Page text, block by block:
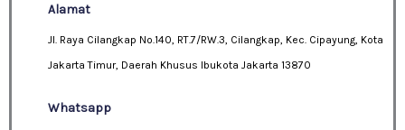
Alamat
Jl. Raya Cilangkap No.140, RT.7/RW.3, Cilangkap, Kec. Cipayung, Kota
Jakarta Timur, Daerah Khusus Ibukota Jakarta 13870
Whatsapp